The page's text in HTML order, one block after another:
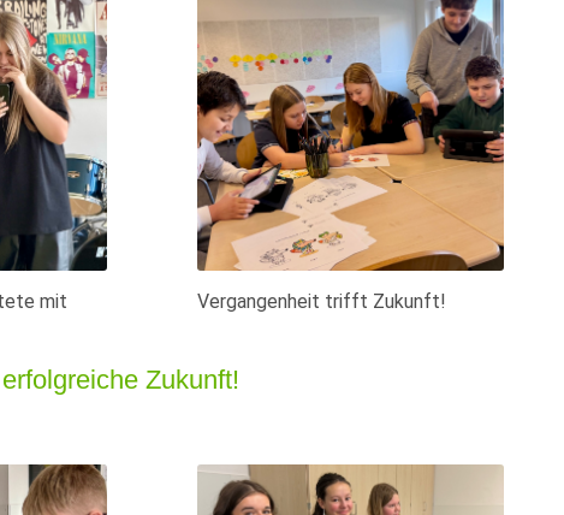
mit
Vergangenheit trifft Zukunft!
Zukunft!